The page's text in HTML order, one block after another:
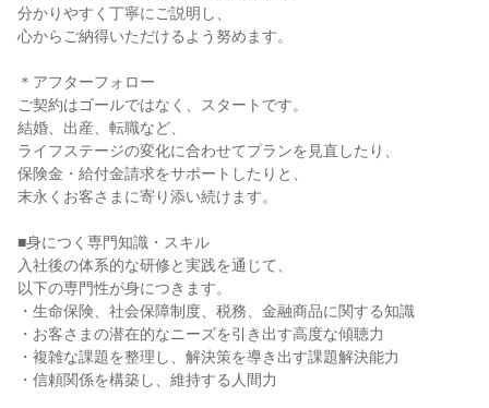
分かりやすく丁寧にご説明し、
心からご納得いただけるよう努めます。
＊アフターフォロー
ご契約はゴールではなく、スタートです。
結婚、出産、転職など、
ライフステージの変化に合わせてプランを見直したり、
保険金・給付金請求をサポートしたりと、
末永くお客さまに寄り添い続けます。
■身につく専門知識・スキル
入社後の体系的な研修と実践を通じて、
以下の専門性が身につきます。
・生命保険、社会保障制度、税務、金融商品に関する知識
・お客さまの潜在的なニーズを引き出す高度な傾聴力
・複雑な課題を整理し、解決策を導き出す課題解決能力
・信頼関係を構築し、維持する人間力